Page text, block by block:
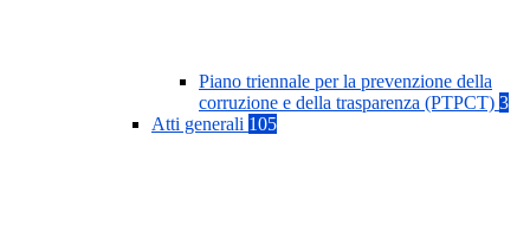
Piano triennale per la prevenzione della
corruzione e della trasparenza (PTPCT) 3
Atti generali 105